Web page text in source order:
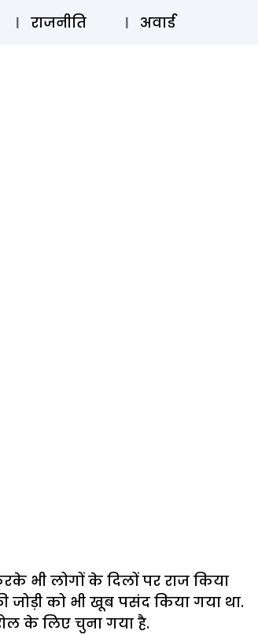
⚲ SUBSCRIBE
राजनीति अवार्ड
भी लोगों के दिलों पर राज किया
को भी खूब पसंद किया गया था.
के लिए चुना गया है.